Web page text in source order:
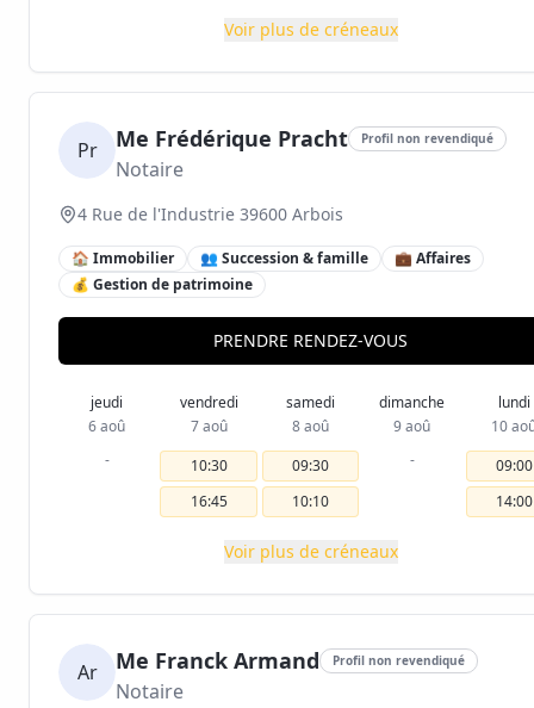
Voir plus de créneaux
Pr Me Frédérique Pracht Profil non revendiqué
Notaire
4 Rue de l'Industrie 39600 Arbois
🏠 Immobilier 👥 Succession & famille
💼 Affaires
💰 Gestion de patrimoine
PRENDRE RENDEZ-VOUS
jeudi
6 aoû
-
vendredi
7 aoû
10:30
16:45
samedi
8 aoû
09:30
10:10
dimanche
9 aoû
-
lundi
10
09:00
14:00
Voir plus de créneaux
Ar Me Franck Armand Profil non revendiqué
Notaire